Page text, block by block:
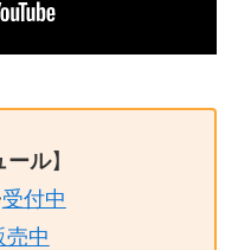
ール】
受付中
売中